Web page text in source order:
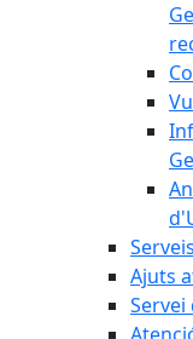
Ajuts
Servei